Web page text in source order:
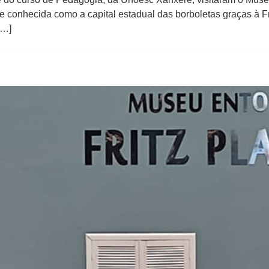
conhecida como a capital estadual das borboletas graças à